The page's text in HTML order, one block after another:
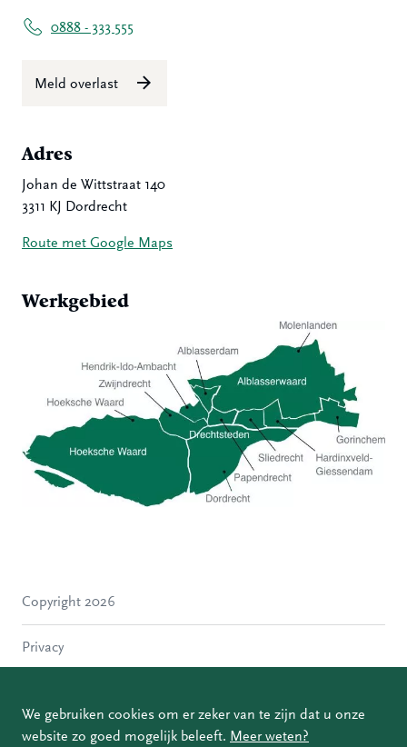
We gebruiken cookies om er zeker van te zijn dat u onze
website zo goed mogelijk beleeft. Meer weten?
0888 - 333 555
Meld overlast
Adres
Johan de Wittstraat 140
3311 KJ Dordrecht
Route met Google Maps
Werkgebied
Molenlanden
Papendrecht
Gorinchem
Copyright 2026
Privacy
Coordinated Vulnerability Disclosure